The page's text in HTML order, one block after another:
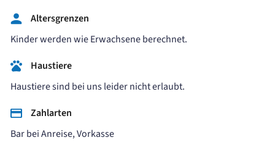
Altersgrenzen
Kinder werden wie Erwachsene berechnet.
Haustiere
Haustiere sind bei uns leider nicht erlaubt.
Zahlarten
Bar bei Anreise, Vorkasse